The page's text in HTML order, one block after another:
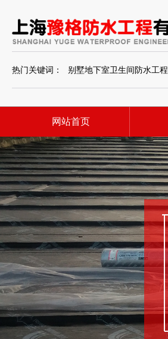
热门关键词： 别墅地下室卫生间防水工程
网站首页